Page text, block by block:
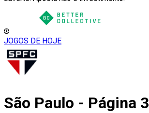
JOGOS DE HOJE
São Paulo - Página 3